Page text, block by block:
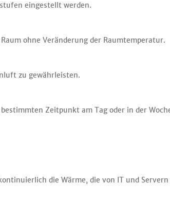
eingestellt werden.
ohne Veränderung der Raumtemperatur.
zu gewährleisten.
Zeitpunkt am Tag oder in der
die Wärme, die von IT und